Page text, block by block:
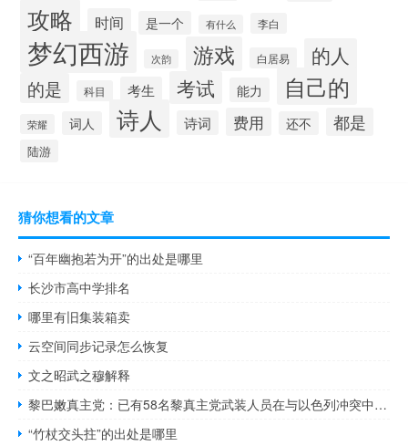
攻略 时间 是一个 有什么 李白
梦幻西游 次韵 游戏 白居易 的人
的是 科目 考生 考试 能力 自己的
荣耀 词人 诗人 诗词 费用 还不 都是
陆游
猜你想看的文章
“百年幽抱若为开”的出处是哪里
长沙市高中学排名
哪里有旧集装箱卖
云空间同步记录怎么恢复
文之昭武之穆解释
黎巴嫩真主党：已有58名黎真主党武装人员在与以色列冲突中丧生
“竹杖交头拄”的出处是哪里